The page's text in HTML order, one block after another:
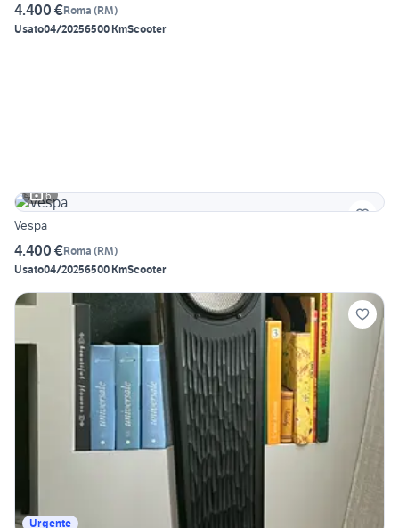
4.400 €Roma (RM)
Usato04/20256500 KmScooter
6
Vespa
4.400 €Roma (RM)
Usato04/20256500 KmScooter
Urgente